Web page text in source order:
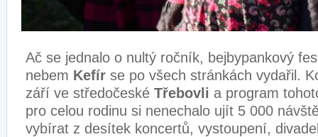
Ač se jednalo o nultý ročník, bejbypankový
nebem Kefír se po všech stránkách vydařil.
září ve středočeské Třebovli a program
pro celou rodinu si nenechalo ujít 5 000
vybírat z desítek koncertů, vystoupení,